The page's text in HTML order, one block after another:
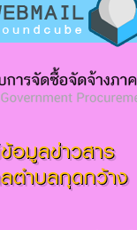
อมูลข่าวสาร
ตำบลกุดกว้าง